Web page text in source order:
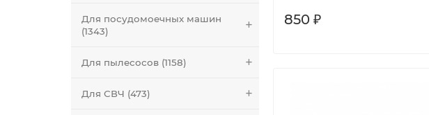
Для посудомоечных машин
(1343)
Для пылесосов (1158)
Для СВЧ (473)
850 ₽